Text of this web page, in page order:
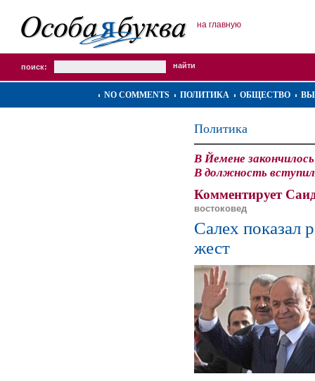
на главную
поиск:
NO COMMENTS ПОЛИТИКА ОБЩЕСТВО
Политика
В Йемене
В должность
Комментирует
востоковед
Салех показал
жест